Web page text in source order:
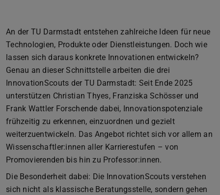
An der TU Darmstadt entstehen zahlreiche Ideen für neue
Technologien, Produkte oder Dienstleistungen. Doch wie
lassen sich daraus konkrete Innovationen entwickeln?
Genau an dieser Schnittstelle arbeiten die drei
InnovationScouts der TU Darmstadt: Seit Ende 2025
unterstützen Christian Thyes, Franziska Schösser und
Frank Wattler Forschende dabei, Innovationspotenziale
frühzeitig zu erkennen, einzuordnen und gezielt
weiterzuentwickeln. Das Angebot richtet sich vor allem an
Wissenschaftler:innen aller Karrierestufen – von
Promovierenden bis hin zu Professor:innen.
Die Besonderheit dabei: Die InnovationScouts verstehen
sich nicht als klassische Beratungsstelle, sondern gehen